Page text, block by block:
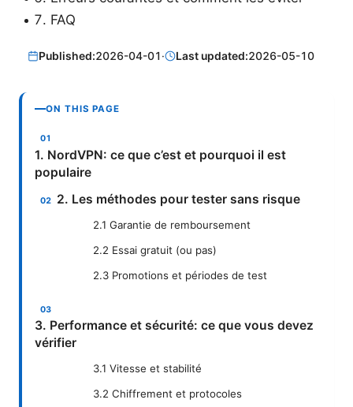
FAQ
Published:2026-04-01· Last updated:2026-05-10
ON THIS PAGE
1. NordVPN: ce que c’est et pourquoi il est
populaire
2. Les méthodes pour tester sans risque
2.1 Garantie de remboursement
2.2 Essai gratuit (ou pas)
2.3 Promotions et périodes de test
3. Performance et sécurité: ce que vous devez
vérifier
3.1 Vitesse et stabilité
3.2 Chiffrement et protocoles